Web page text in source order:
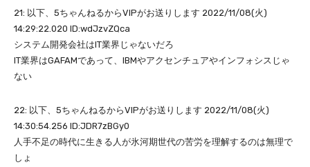
21: 以下、5ちゃんねるからVIPがお送りします 2022/11/08(火)
14:29:22.020 ID:wdJzvZQca
システム開発会社はIT業界じゃないだろ
IT業界はGAFAMであって、IBMやアクセンチュアやインフォシスじゃ
ない
22: 以下、5ちゃんねるからVIPがお送りします 2022/11/08(火)
14:30:54.256 ID:JDR7zBGy0
人手不足の時代に生きる人が氷河期世代の苦労を理解するのは無理で
しょ